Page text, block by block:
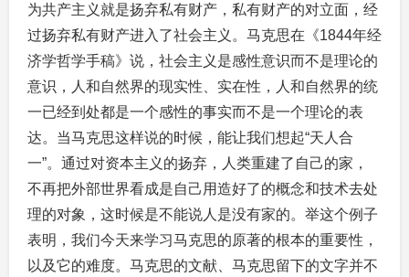
为共产主义就是扬弃私有财产，私有财产的对立面，经
过扬弃私有财产进入了社会主义。马克思在《1844年经
济学哲学手稿》说，社会主义是感性意识而不是理论的
意识，人和自然界的现实性、实在性，人和自然界的统
一已经到处都是一个感性的事实而不是一个理论的表
达。当马克思这样说的时候，能让我们想起“天人合
一”。通过对资本主义的扬弃，人类重建了自己的家，
不再把外部世界看成是自己用造好了的概念和技术去处
理的对象，这时候是不能说人是没有家的。举这个例子
表明，我们今天来学习马克思的原著的根本的重要性，
以及它的难度。马克思的文献、马克思留下的文字并不